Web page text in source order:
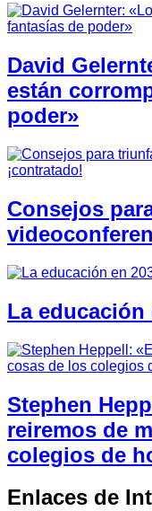
David
están
poder»
Consejos
La educación
Stephen
reiremos de
colegios de
Enlaces de